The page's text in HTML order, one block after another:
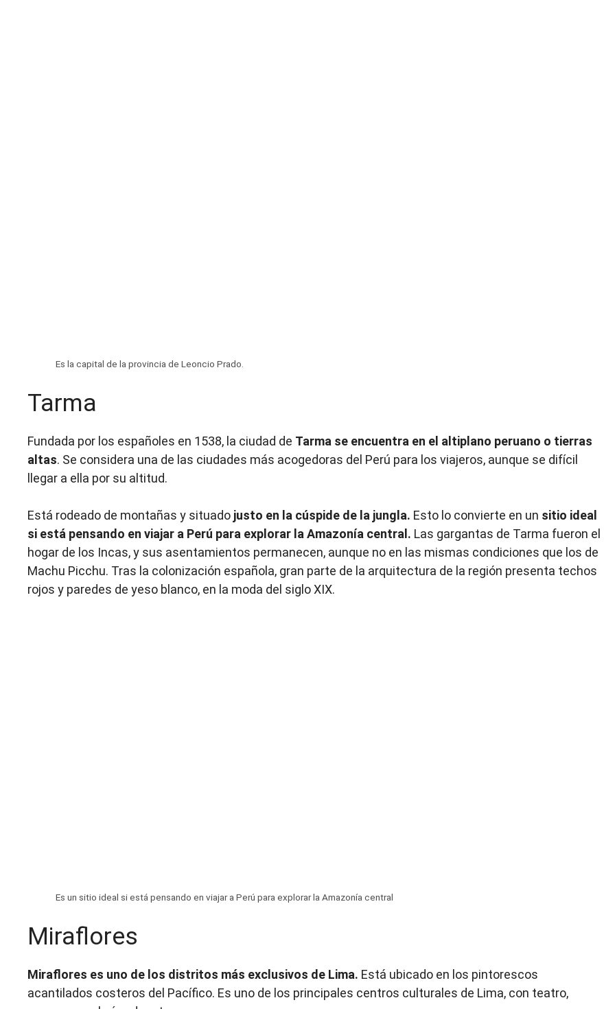
Es la capital de la provincia de Leoncio Prado.
Tarma
Fundada por los españoles en 1538, la ciudad de Tarma se encuentra en el altiplano peruano o tierras
altas. Se considera una de las ciudades más acogedoras del Perú para los viajeros, aunque se difícil
llegar a ella por su altitud.
Está rodeado de montañas y situado justo en la cúspide de la jungla. Esto lo convierte en un sitio ideal
si está pensando en viajar a Perú para explorar la Amazonía central. Las gargantas de Tarma fueron el
hogar de los Incas, y sus asentamientos permanecen, aunque no en las mismas condiciones que los de
Machu Picchu. Tras la colonización española, gran parte de la arquitectura de la región presenta techos
rojos y paredes de yeso blanco, en la moda del siglo XIX.
Es un sitio ideal si está pensando en viajar a Perú para explorar la Amazonía central
Miraflores
Miraflores es uno de los distritos más exclusivos de Lima. Está ubicado en los pintorescos
acantilados costeros del Pacífico. Es uno de los principales centros culturales de Lima, con teatro,